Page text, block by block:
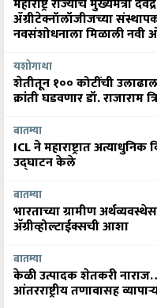
महाराष्ट्र राज्याचे मुख्यमंत्री
ॲग्रीटेक्नॉलॉजीजच्या
नवसंशोधनाला मिळाली
यशोगाथा
शेतीतून १०० कोटींची
क्रांती घडवणार डॉ. राजाराम
बातम्या
ICL ने महाराष्ट्रात
उद्घाटन केले
बातम्या
भारताच्या ग्रामीण
अ‍ॅग्रीव्होल्टाईक्सची आशा
बातम्या
केळी उत्पादक शेतकरी
आंतरराष्ट्रीय तणावासह